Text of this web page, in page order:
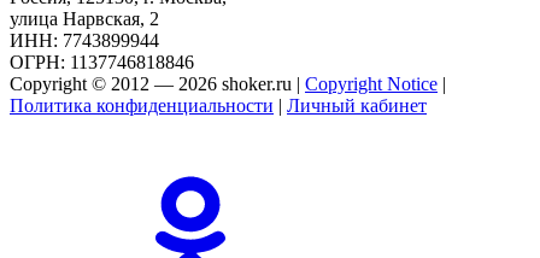
улица Нарвская, 2
ИНН: 7743899944
ОГРН: 1137746818846
Copyright © 2012 — 2026 shoker.ru | Copyright Notice |
Политика конфиденциальности | Личный кабинет